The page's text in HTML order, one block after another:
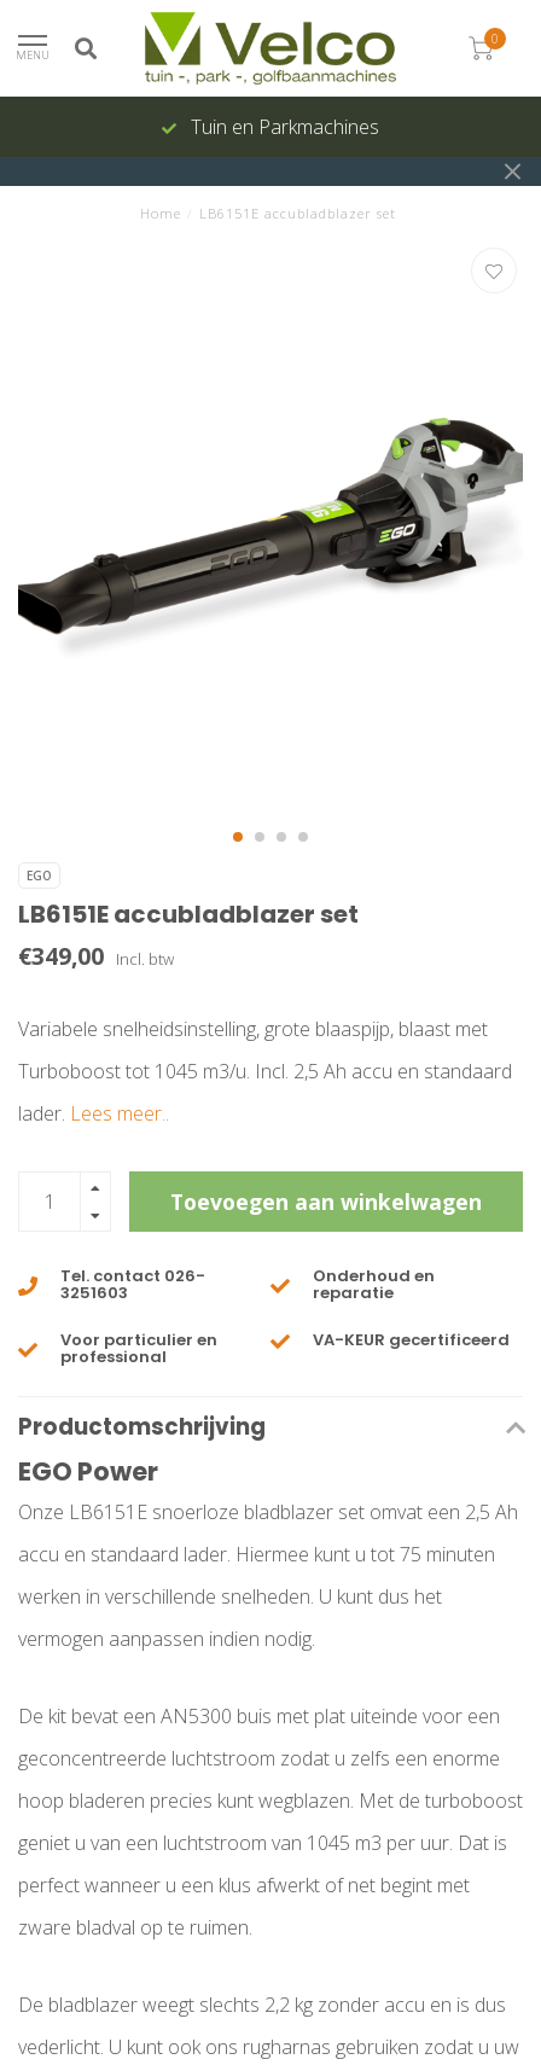
MENU
0
Tuin en Parkmachines
Home LB6151E accubladblazer set
EGO
LB6151E accubladblazer set
€349,00 Incl. btw
Variabele snelheidsinstelling, grote blaaspijp, blaast met
Turboboost tot 1045 m3/u. Incl. 2,5 Ah accu en standaard
lader. Lees meer..
Toevoegen aan winkelwagen
Tel. contact 026-
3251603
Onderhoud en
reparatie
Voor particulier en
professional
VA-KEUR gecertificeerd
Productomschrijving
EGO Power
Onze LB6151E snoerloze bladblazer set omvat een 2,5 Ah
accu en standaard lader. Hiermee kunt u tot 75 minuten
werken in verschillende snelheden. U kunt dus het
vermogen aanpassen indien nodig.
De kit bevat een AN5300 buis met plat uiteinde voor een
geconcentreerde luchtstroom zodat u zelfs een enorme
hoop bladeren precies kunt wegblazen. Met de turboboost
geniet u van een luchtstroom van 1045 m3 per uur. Dat is
perfect wanneer u een klus afwerkt of net begint met
zware bladval op te ruimen.
De bladblazer weegt slechts 2,2 kg zonder accu en is dus
vederlicht. U kunt ook ons rugharnas gebruiken zodat u uw